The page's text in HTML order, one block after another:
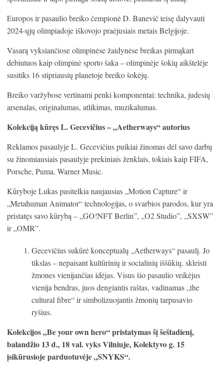
Europos ir pasaulio breiko čempionė D. Banevič teisę dalyvauti
2024-ųjų olimpiadoje iškovojo praėjusiais metais Belgijoje.
Vasarą vyksiančiose olimpinėse žaidynėse breikas pirmąkart
debiutuos kaip olimpinė sporto šaka – olimpinėje šokių aikštelėje
susitiks 16 stipriausių planetoje breiko šokėjų.
Breiko varžybose vertinami penki komponentai: technika, judesių
arsenalas, originalumas, atlikimas, muzikalumas.
Kolekciją kūręs L. Gecevičius –„Aetherways“ autorius
Reklamos pasaulyje L. Gecevičius puikiai žinomas dėl savo darbų
su žinomiausiais pasaulyje prekiniais ženklais, tokiais kaip FIFA,
Porsche, Puma, Warner Music.
Kūryboje Lukas pasitelkia naujausias „Motion Capture“ ir
„Metahuman Animator“ technologijas, o svarbios parodos, kur yra
pristatęs savo kūrybą – „GO!NFT Berlin”, „O2 Studio”, „SXSW”
ir „OMR”.
Gecevičius sukūrė konceptualų „Aetherways“ pasaulį. Jo
tikslas – nepaisant kultūrinių ir socialinių iššūkių, skleisti
žmones vienijančias idėjas. Visus šio pasaulio veikėjus
vienija bendras, juos dengiantis raštas, vadinamas „the
cultural fibre“ ir simbolizuojantis žmonių tarpusavio
ryšius.
Kolekcijos „Be your own hero“ pristatymas šį šeštadienį,
balandžio 13 d., 18 val. vyks Vilniuje, Kolektyvo g. 15
įsikūrusioje parduotuvėje „SNYKS“.